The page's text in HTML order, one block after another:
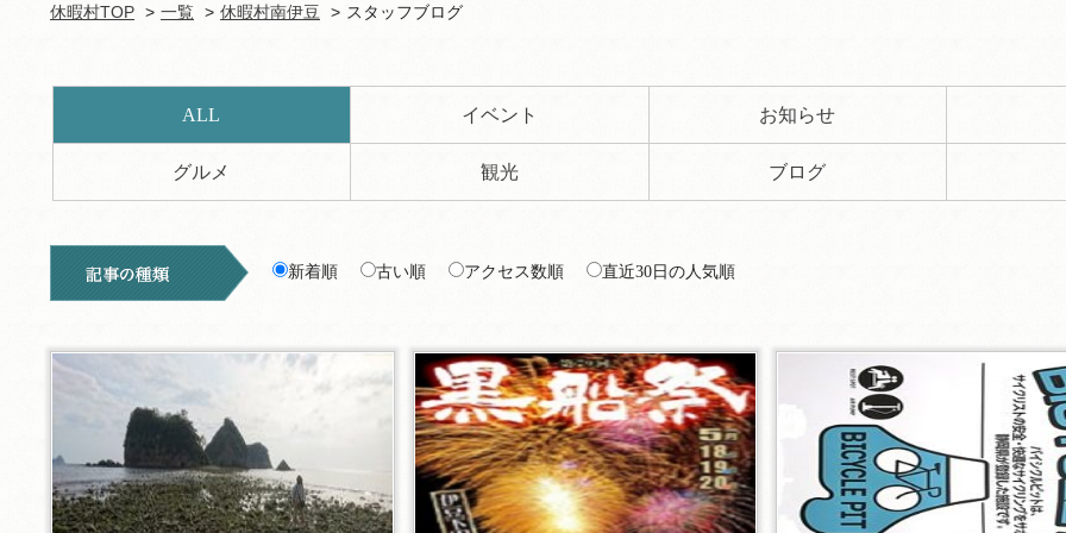
休暇村TOP 一覧 休暇村南伊豆 スタッフブログ
ALL イベント お知らせ
グルメ 観光 ブログ
新着順 古い順 アクセス数順 直近30日の人気順